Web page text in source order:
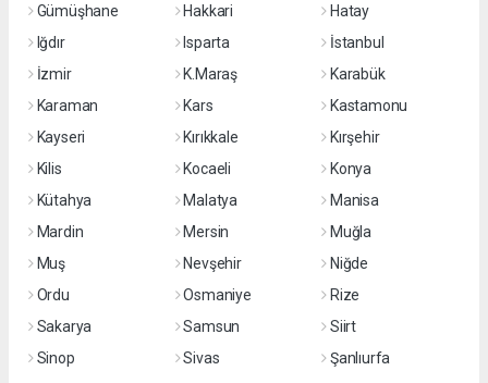
Gümüşhane
Hakkari
Hatay
Iğdır
Isparta
İstanbul
İzmir
K.Maraş
Karabük
Karaman
Kars
Kastamonu
Kayseri
Kırıkkale
Kırşehir
Kilis
Kocaeli
Konya
Kütahya
Malatya
Manisa
Mardin
Mersin
Muğla
Muş
Nevşehir
Niğde
Ordu
Osmaniye
Rize
Sakarya
Samsun
Siirt
Sinop
Sivas
Şanlıurfa